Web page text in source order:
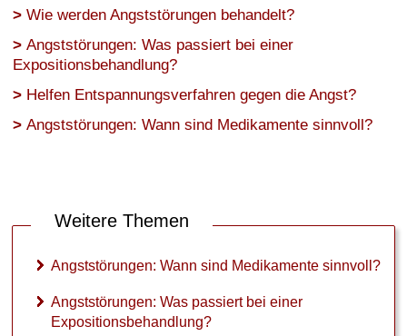
Wie werden Angststörungen behandelt?
Angststörungen: Was passiert bei einer
Expositionsbehandlung?
Helfen Entspannungsverfahren gegen die Angst?
Angststörungen: Wann sind Medikamente sinnvoll?
Weitere Themen
Angststörungen: Wann sind Medikamente sinnvoll?
Angststörungen: Was passiert bei einer
Expositionsbehandlung?
► Therapieverfahren
► Medikamente
Ursachen
Angstformen
►
Diagnostik